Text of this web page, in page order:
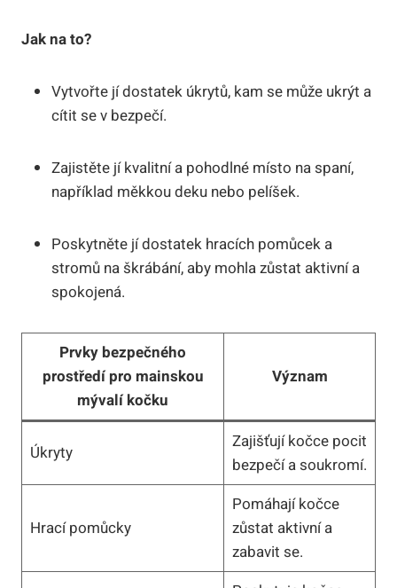
Jak na to?
Vytvořte jí dostatek úkrytů, kam se může ukrýt a
cítit se v bezpečí.
Zajistěte jí kvalitní a pohodlné místo na spaní,
například měkkou deku nebo pelíšek.
Poskytněte jí dostatek hracích pomůcek a
stromů na škrábání, aby mohla zůstat aktivní a
spokojená.
Prvky bezpečného
prostředí pro mainskou
mývalí kočku
Význam
Úkryty
Zajišťují kočce pocit
bezpečí a soukromí.
Hrací pomůcky
Pomáhají kočce
zůstat aktivní a
zabavit se.